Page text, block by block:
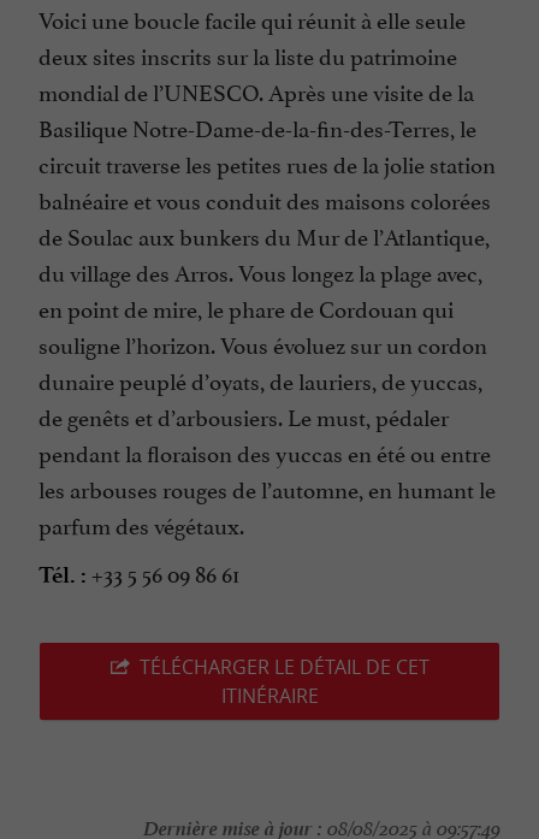
Voici une boucle facile qui réunit à elle seule
deux sites inscrits sur la liste du patrimoine
mondial de l’UNESCO. Après une visite de la
Basilique Notre-Dame-de-la-fin-des-Terres, le
circuit traverse les petites rues de la jolie station
balnéaire et vous conduit des maisons colorées
de Soulac aux bunkers du Mur de l’Atlantique,
du village des Arros. Vous longez la plage avec,
en point de mire, le phare de Cordouan qui
souligne l’horizon. Vous évoluez sur un cordon
dunaire peuplé d’oyats, de lauriers, de yuccas,
de genêts et d’arbousiers. Le must, pédaler
pendant la floraison des yuccas en été ou entre
les arbouses rouges de l’automne, en humant le
parfum des végétaux.
Tél. : +33 5 56 09 86 61
TÉLÉCHARGER LE DÉTAIL DE CET
ITINÉRAIRE
Dernière mise à jour : 08/08/2025 à 09:57:49